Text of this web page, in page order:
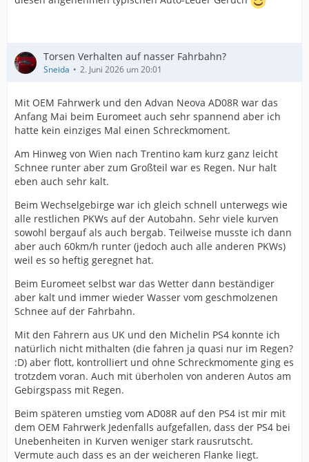
Torsen Verhalten auf nasser Fahrbahn?
Sneida 2. Juni 2026 um 20:01
Mit OEM Fahrwerk und den Advan Neova AD08R war das
Anfang Mai beim Euromeet auch sehr spannend aber ich
hatte kein einziges Mal einen Schreckmoment.
Am Hinweg von Wien nach Trentino kam kurz ganz leicht
Schnee runter aber zum Großteil war es Regen. Nur halt
eben auch sehr kalt.
Beim Wechselgebirge war ich gleich schnell unterwegs wie
alle restlichen PKWs auf der Autobahn. Sehr viele kurven
sowohl bergauf als auch bergab. Teilweise musste ich dann
aber auch 60km/h runter (jedoch auch alle anderen PKWs)
weil es so heftig geregnet hat.
Beim Euromeet selbst war das Wetter dann beständiger
aber kalt und immer wieder Wasser vom geschmolzenen
Schnee auf der Fahrbahn.
Mit den Fahrern aus UK und den Michelin PS4 konnte ich
natürlich nicht mithalten (die fahren ja quasi nur im Regen?
:D) aber flott, kontrolliert und ohne Schreckmomente ging es
trotzdem voran. Auch mit überholen von anderen Autos am
Gebirgspass mit Regen.
Beim späteren umstieg vom AD08R auf den PS4 ist mir mit
dem OEM Fahrwerk Jedenfalls aufgefallen, dass der PS4 bei
Unebenheiten in Kurven weniger stark rausrutscht.
Vermute auch dass es an der weicheren Flanke liegt.